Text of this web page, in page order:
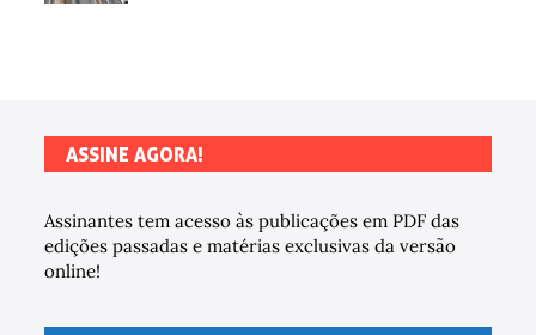
ASSINE AGORA!
Assinantes tem acesso às publicações em PDF das
edições passadas e matérias exclusivas da versão
online!